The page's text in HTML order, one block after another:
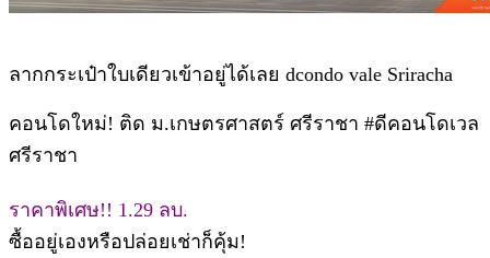
ลากกระเป๋าใบเดียวเข้าอยู่ได้เลย dcondo vale Sriracha
คอนโดใหม่! ติด ม.เกษตรศาสตร์ ศรีราชา #ดีคอนโดเวล
ศรีราชา
ราคาพิเศษ!! 1.29 ลบ.
ซื้ออยู่เองหรือปล่อยเช่าก็คุ้ม!